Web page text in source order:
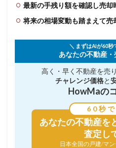
最新の手残り額を確認し売却
将来の相場変動も踏まえて売
＼ まずはAIが60秒
あなたの不動産・
高く・早く不動産を売
チャレンジ価格と
HowMaの
60秒
あなたの不動産を
査定し
日本全国の戸建/マ